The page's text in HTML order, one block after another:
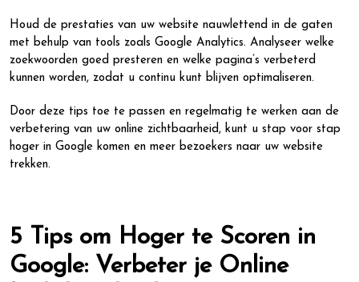
Houd de prestaties van uw website nauwlettend in de gaten
met behulp van tools zoals Google Analytics. Analyseer welke
zoekwoorden goed presteren en welke pagina’s verbeterd
kunnen worden, zodat u continu kunt blijven optimaliseren.
Door deze tips toe te passen en regelmatig te werken aan de
verbetering van uw online zichtbaarheid, kunt u stap voor stap
hoger in Google komen en meer bezoekers naar uw website
trekken.
5 Tips om Hoger te Scoren in
Google: Verbeter je Online